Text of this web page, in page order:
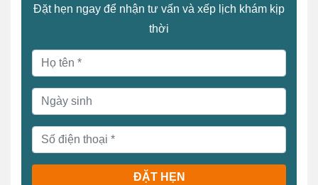
Đặt hẹn ngay để nhận tư vấn và xếp lịch khám kịp
thời
ĐẶT HẸN